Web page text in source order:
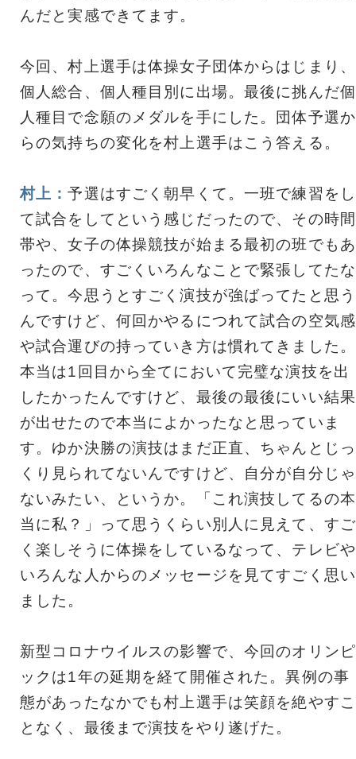
んだと実感できてます。
今回、村上選手は体操女子団体からはじまり、
個人総合、個人種目別に出場。最後に挑んだ個
人種目で念願のメダルを手にした。団体予選か
らの気持ちの変化を村上選手はこう答える。
村上：予選はすごく朝早くて。一班で練習をし
て試合をしてという感じだったので、その時間
帯や、女子の体操競技が始まる最初の班でもあ
ったので、すごくいろんなことで緊張してたな
って。今思うとすごく演技が強ばってたと思う
んですけど、何回かやるにつれて試合の空気感
や試合運びの持っていき方は慣れてきました。
本当は1回目から全てにおいて完璧な演技を出
したかったんですけど、最後の最後にいい結果
が出せたので本当によかったなと思っていま
す。ゆか決勝の演技はまだ正直、ちゃんとじっ
くり見られてないんですけど、自分が自分じゃ
ないみたい、というか。「これ演技してるの本
当に私？」って思うくらい別人に見えて、すご
く楽しそうに体操をしているなって、テレビや
いろんな人からのメッセージを見てすごく思い
ました。
新型コロナウイルスの影響で、今回のオリンピ
ックは1年の延期を経て開催された。異例の事
態があったなかでも村上選手は笑顔を絶やすこ
となく、最後まで演技をやり遂げた。